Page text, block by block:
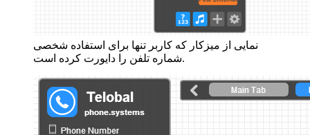
نمایی از میزکار که کاربر تنها برای استفاده شخصی
شماره تلفن را دایورت کرده است.